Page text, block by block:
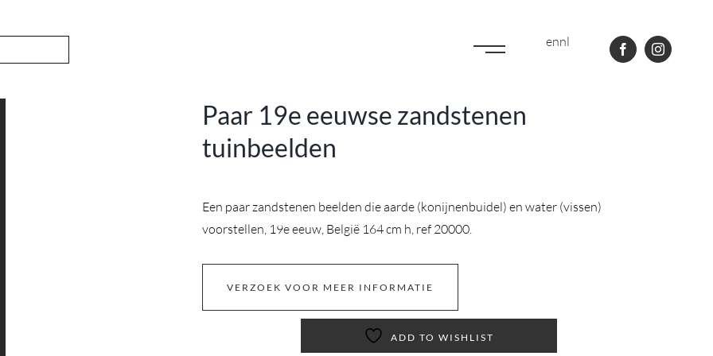
ennl
Paar 19e eeuwse zandstenen
tuinbeelden
Een paar zandstenen beelden die aarde (konijnenbuidel) en water (vissen)
voorstellen, 19e eeuw, België 164 cm h, ref 20000.
VERZOEK VOOR MEER INFORMATIE
ADD TO WISHLIST